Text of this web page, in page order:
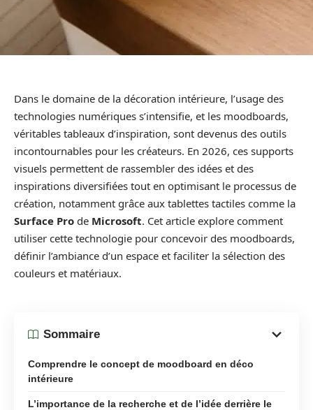
Dans le domaine de la décoration intérieure, l’usage des
technologies numériques s’intensifie, et les moodboards,
véritables tableaux d’inspiration, sont devenus des outils
incontournables pour les créateurs. En 2026, ces supports
visuels permettent de rassembler des idées et des
inspirations diversifiées tout en optimisant le processus de
création, notamment grâce aux tablettes tactiles comme la
Surface Pro de Microsoft. Cet article explore comment
utiliser cette technologie pour concevoir des moodboards,
définir l’ambiance d’un espace et faciliter la sélection des
couleurs et matériaux.
Sommaire
Comprendre le concept de moodboard en déco
intérieure
L’importance de la recherche et de l’idée derrière le